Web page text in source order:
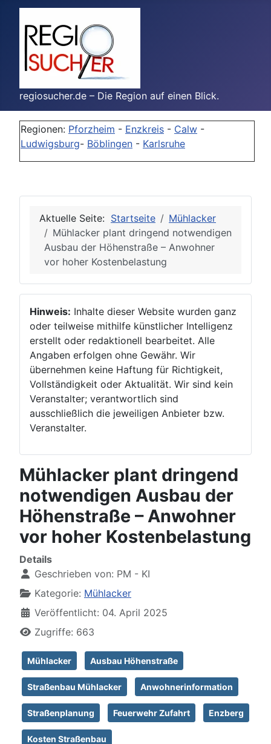
regiosucher.de – Die Region auf einen Blick.
Regionen: Pforzheim - Enzkreis - Calw -
Ludwigsburg- Böblingen - Karlsruhe
Aktuelle Seite: Startseite
Mühlacker
Mühlacker plant dringend notwendigen
Ausbau der Höhenstraße – Anwohner
vor hoher Kostenbelastung
Hinweis: Inhalte dieser Website wurden ganz
oder teilweise mithilfe künstlicher Intelligenz
erstellt oder redaktionell bearbeitet. Alle
Angaben erfolgen ohne Gewähr. Wir
übernehmen keine Haftung für Richtigkeit,
Vollständigkeit oder Aktualität. Wir sind kein
Veranstalter; verantwortlich sind
ausschließlich die jeweiligen Anbieter bzw.
Veranstalter.
Mühlacker plant dringend
notwendigen Ausbau der
Höhenstraße – Anwohner
vor hoher Kostenbelastung
Details
Geschrieben von: PM - KI
Kategorie: Mühlacker
Veröffentlicht: 04. April 2025
Zugriffe: 663
Mühlacker Ausbau Höhenstraße
Straßenbau Mühlacker Anwohnerinformation
Straßenplanung Feuerwehr Zufahrt Enzberg
Kosten Straßenbau